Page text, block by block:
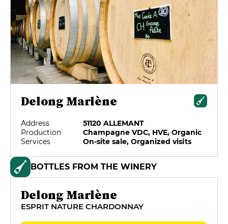
Delong Marlène
Address
51120 ALLEMANT
Production
Champagne VDC, HVE, Organic
Services
On-site sale, Organized visits
BOTTLES FROM THE WINERY
Delong Marlène
ESPRIT NATURE CHARDONNAY